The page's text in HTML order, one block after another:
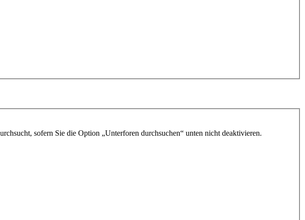
sofern Sie die Option „Unterforen durchsuchen“ unten nicht deaktivieren.